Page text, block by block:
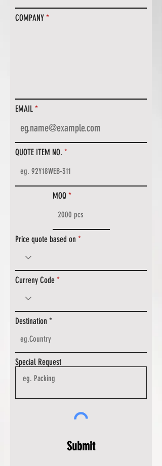
COMPANY
EMAIL
QUOTE ITEM NO.
MOQ
Price quote based on
Curreny Code
Destination
Special Request
Submit